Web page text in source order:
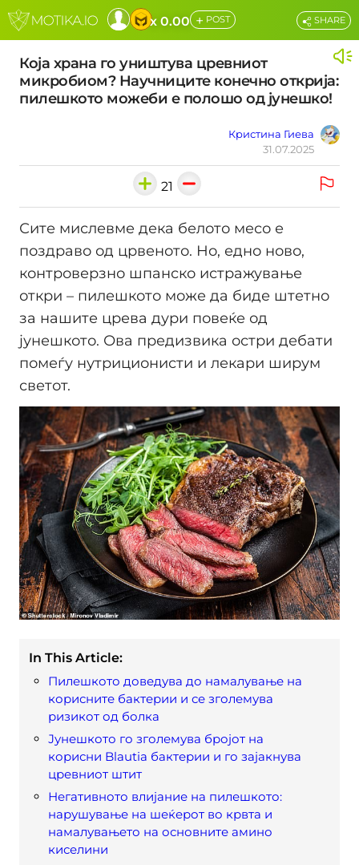
x 0.00 + POST
Која храна го уништува цревниот
микробиом? Научниците конечно открија:
пилешкото можеби е полошо од јунешко!
Кристина Гиева
31.07.2025
SHARE
21
Сите мислевме дека белото месо е
поздраво од црвеното. Но, едно ново,
контроверзно шпанско истражување
откри – пилешкото може да биде штетно
за нашите црева дури повеќе од
јунешкото. Ова предизвика остри дебати
помеѓу нутриционисти и лекари ширум
светот.
In This Article:
Пилешкото доведува до намалување на
корисните бактерии и се зголемува
ризикот од болка
Јунешкото го зголемува бројот на
корисни Blautia бактерии и го зајакнува
цревниот штит
Негативното влијание на пилешкото:
нарушување на шеќерот во крвта и
намалувањето на основните амино
киселини